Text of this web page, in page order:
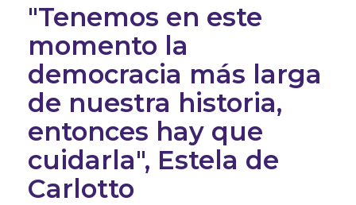
"Tenemos en este
momento la
democracia más larga
de nuestra historia,
entonces hay que
cuidarla", Estela de
Carlotto